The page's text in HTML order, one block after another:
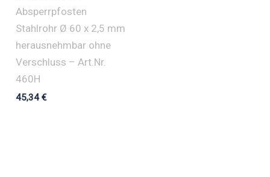
Absperrpfosten
Stahlrohr Ø 60 x 2,5 mm
herausnehmbar ohne
Verschluss – Art.Nr.
460H
45,34€